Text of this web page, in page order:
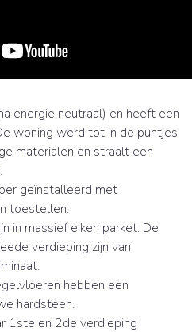
energie neutraal) en heeft een
woning werd tot in de puntjes
materialen en straalt een
geïnstalleerd met
toestellen.
in massief eiken parket. De
verdieping zijn van
hebben een
hardsteen.
1ste en 2de verdieping